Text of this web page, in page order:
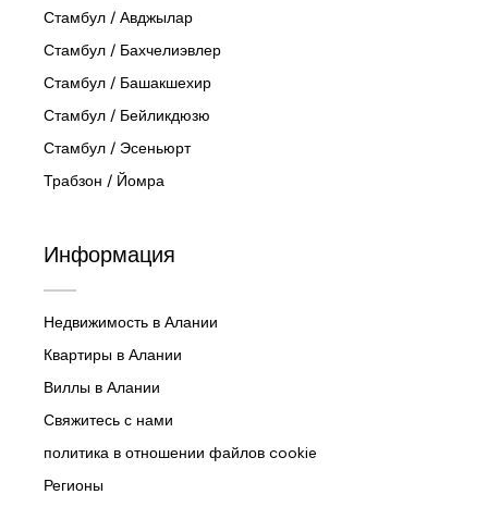
Стамбул / Авджылар
Стамбул / Бахчелиэвлер
Стамбул / Башакшехир
Стамбул / Бейликдюзю
Стамбул / Эсеньюрт
Трабзон / Йомра
Информация
Недвижимость в Алании
Квартиры в Алании
Виллы в Алании
Свяжитесь с нами
политика в отношении файлов cookie
Регионы